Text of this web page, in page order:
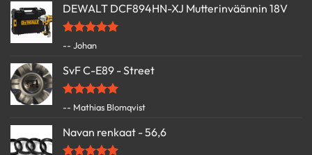
DEWALT DCF894HN-XJ Mutterinväännin 18V
Arvostelu
/ 5
-- Johan
SvF C-E89 - Street
Arvostelu
/ 5
-- Mathias Blomqvist
Navan renkaat - 56,6